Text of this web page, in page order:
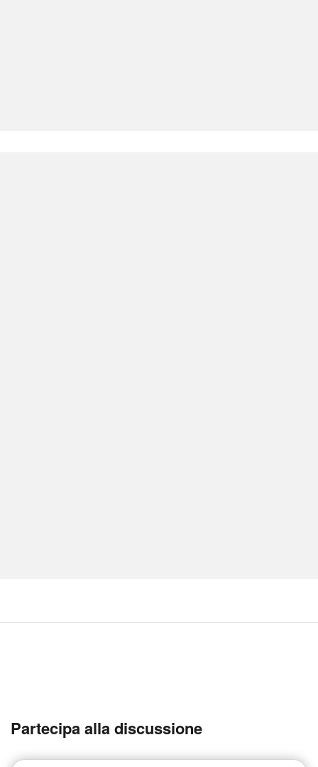
Partecipa alla discussione